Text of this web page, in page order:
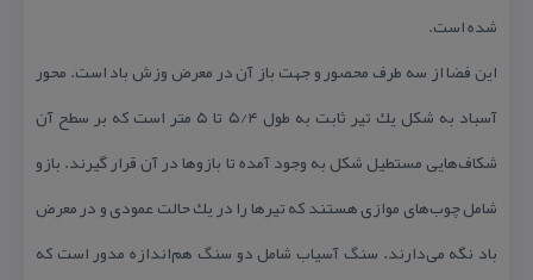
شده است.
این فضا از سه طرف محصور و جهت باز آن در معرض وزش باد است. محور
آسباد به شكل یك تیر ثابت به طول ۵/۴ تا ۵ متر است كه بر سطح آن
شكاف‌هایی مستطیل شكل به وجود آمده تا بازوها در آن قرار گیرند. بازو
شامل چوب‌های موازی هستند كه تیرها را در یك حالت عمودی و در معرض
باد نگه می‌دارند. سنگ آسیاب شامل دو سنگ هم‌اندازه مدور است كه